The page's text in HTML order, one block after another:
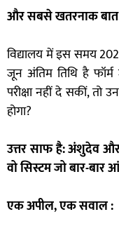
और सबसे खतरनाक
विद्यालय में इस समय
जून अंतिम तिथि है
परीक्षा नहीं दे सकीं,
होगा?
उत्तर साफ है: अंशुदेव
वो सिस्टम जो बार-बार
एक अपील, एक सवाल :